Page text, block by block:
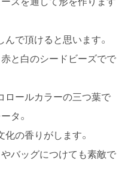
で頂けると思います。
と白のシードビーズでで
ロールカラーの三つ葉で
タ。
の香りがします。
バッグにつけても素敵で